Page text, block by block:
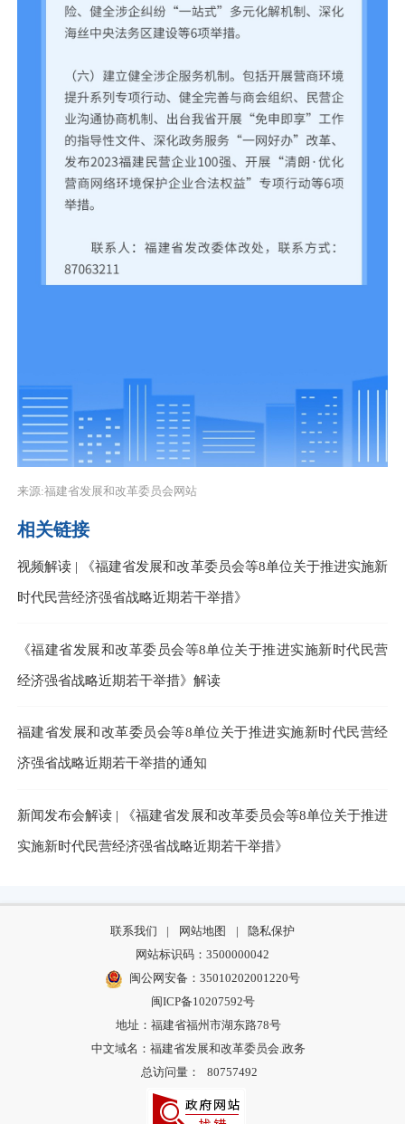
来源:福建省发展和改革委员会网站
相关链接
视频解读 | 《福建省发展和改革委员会等8单位关于推进实施新
时代民营经济强省战略近期若干举措》
《福建省发展和改革委员会等8单位关于推进实施新时代民营
经济强省战略近期若干举措》解读
福建省发展和改革委员会等8单位关于推进实施新时代民营经
济强省战略近期若干举措的通知
新闻发布会解读 | 《福建省发展和改革委员会等8单位关于推进
实施新时代民营经济强省战略近期若干举措》
联系我们 | 网站地图 |
隐私保护
网站标识码：3500000042
闽公网安备：35010202001220号
闽ICP备10207592号
地址：福建省福州市湖东路78号
中文域名：福建省发展和改革委员会.政务
总访问量：
80757492